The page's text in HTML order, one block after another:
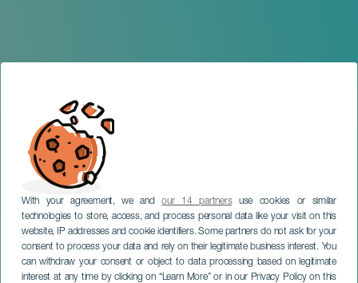
With your agreement, we andour 14 partnersuse cookies or similar
technologies to store, access, and process personal data like your visit on this
website, IP addresses and cookie identifiers. Some partners do not ask for your
consent to process your data and rely on their legitimate business interest. You
can withdraw your consent or object to data processing based on legitimate
interest at any time by clicking on “Learn More” or in our Privacy Policy on this
GRAN CANARIA